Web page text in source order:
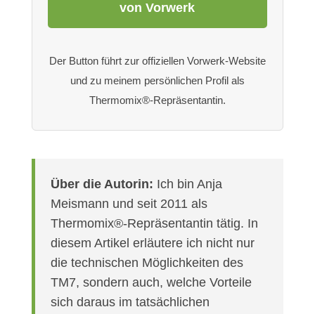
von Vorwerk
Der Button führt zur offiziellen Vorwerk-Website
und zu meinem persönlichen Profil als
Thermomix®-Repräsentantin.
Über die Autorin: Ich bin Anja
Meismann und seit 2011 als
Thermomix®-Repräsentantin tätig. In
diesem Artikel erläutere ich nicht nur
die technischen Möglichkeiten des
TM7, sondern auch, welche Vorteile
sich daraus im tatsächlichen